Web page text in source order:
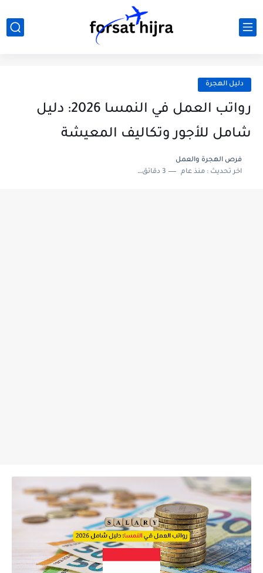
دليل الهجرة
رواتب العمل في النمسا 2026: دليل
شامل للأجور وتكاليف المعيشة
فرص الهجرة والعمل
اخر تحديث :منذ عام 3 دقائق للقراءة